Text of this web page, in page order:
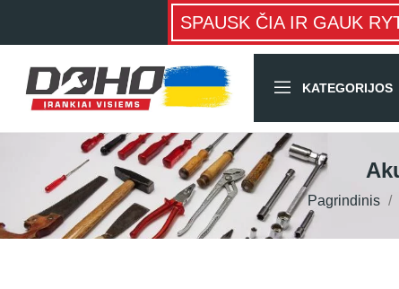
SPAUSK ČIA IR GAUK
KATEGORIJOS
Pagrindinis